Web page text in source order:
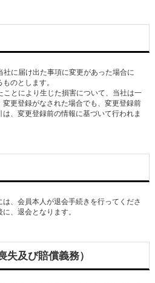
社に届け出た事項に変更があった場合に
のとします。
とにより生じた損害について、当社は一
更登録がなされた場合でも、変更登録前
、変更登録前の情報に基づいて行われま
、会員本人が退会手続きを行ってくださ
、退会となります。
及び賠償義務）